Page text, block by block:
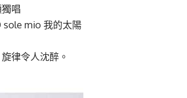
唱
sole mio 我的太陽
律令人沈醉。